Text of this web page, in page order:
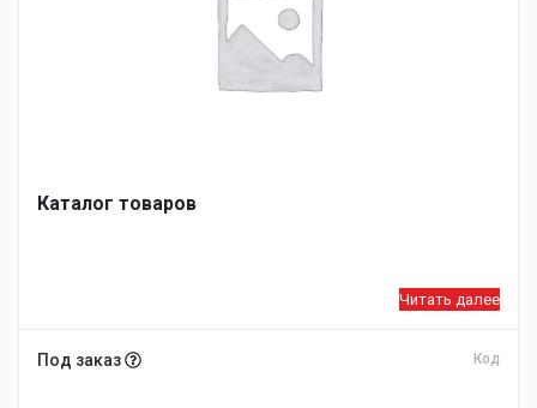
Каталог товаров
Читать далее
Под заказ Код